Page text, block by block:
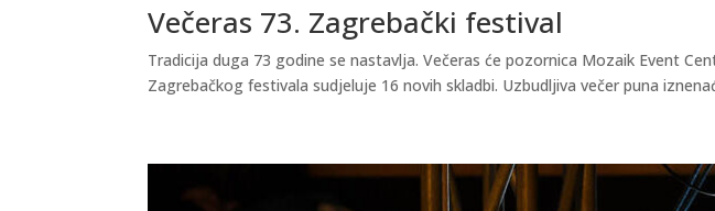
Večeras 73. Zagrebački festival
Tradicija duga 73 godine se nastavlja. Večeras će pozornica Mozaik Event
Zagrebačkog festivala sudjeluje 16 novih skladbi. Uzbudljiva večer puna